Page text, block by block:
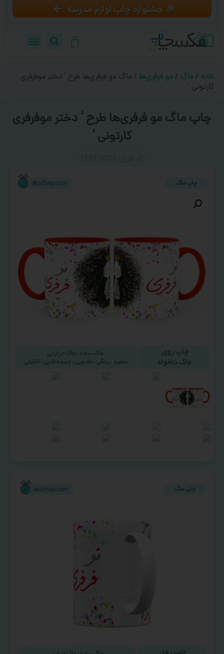
🎉 جشنواره چاپ لوازم مدرسه
خانه / ماگ / مو فرفری‌ها / ماگ مو فرفری‌ها طرح ‘ دختر موفرفری
کارتونی ‘
چاپ ماگ مو فرفری‌ها طرح ‘ دختر موفرفری
کارتونی ‘